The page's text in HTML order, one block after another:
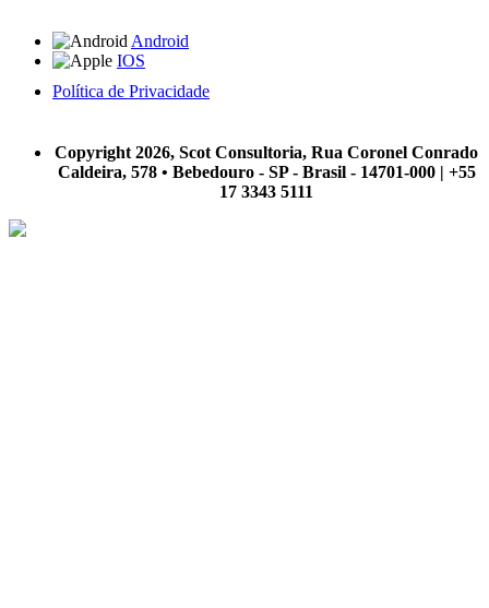
Android
IOS
Política de Privacidade
Copyright 2026, Scot Consultoria, Rua Coronel Conrado
Caldeira, 578 • Bebedouro - SP - Brasil - 14701-000 | +55
17 3343 5111